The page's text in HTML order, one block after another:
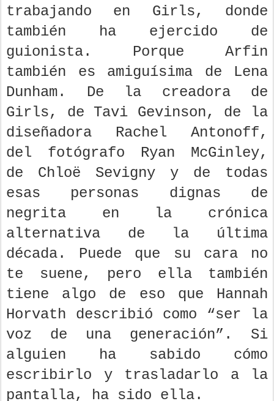
trabajando en Girls, donde
también ha ejercido de
guionista. Porque Arfin
también es amiguísima de Lena
Dunham. De la creadora de
Girls, de Tavi Gevinson, de la
diseñadora Rachel Antonoff,
del fotógrafo Ryan McGinley,
de Chloë Sevigny y de todas
esas personas dignas de
negrita en la crónica
alternativa de la última
década. Puede que su cara no
te suene, pero ella también
tiene algo de eso que Hannah
Horvath describió como “ser la
voz de una generación”. Si
alguien ha sabido cómo
escribirlo y trasladarlo a la
pantalla, ha sido ella.